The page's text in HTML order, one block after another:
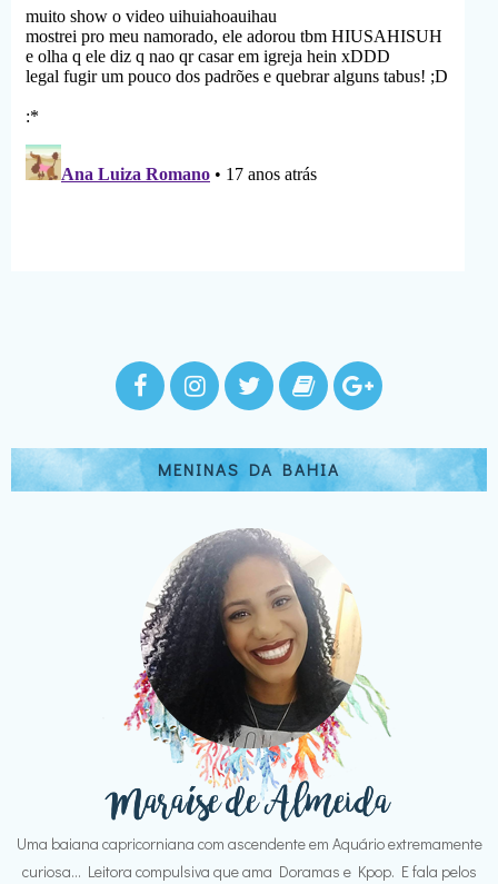
MENINAS DA BAHIA
Uma baiana capricorniana com ascendente em Aquário extremamente
curiosa... Leitora compulsiva que ama Doramas e Kpop. E fala pelos